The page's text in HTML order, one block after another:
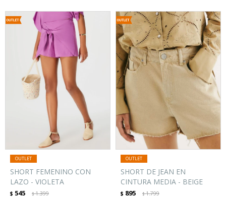
SHORT FEMENINO CON
LAZO - VIOLETA
$ 545 $1.399
SHORT DE JEAN EN
CINTURA MEDIA - BEIGE
$ 895 $1.799